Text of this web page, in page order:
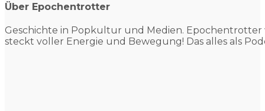
Über Epochentrotter
Geschichte in Popkultur und Medien. Epochentrotter
steckt voller Energie und Bewegung! Das alles als